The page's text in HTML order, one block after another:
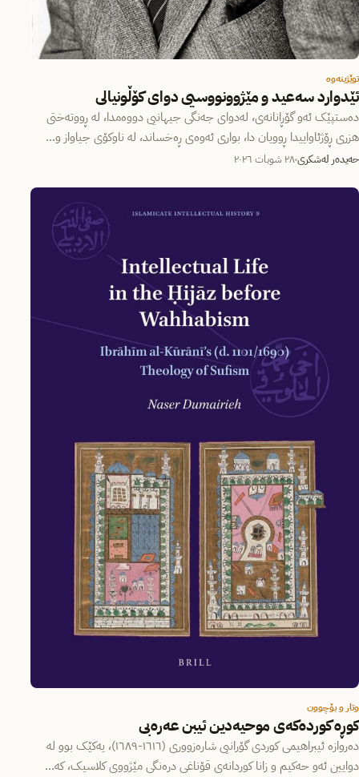
توێژینەوە
ئێدوارد سەعید و مێژوونووسیی دوای کۆڵونیالی
دەستپێک ئەو گۆڕانانەی، لەدوای جەنگی جیهانیی دووەمدا، لە ڕووتەختی
هزری ڕۆژئاواییدا ڕوویان دا، بواری ئەوەی ڕەخساند، لە ناوکۆی جیاواز و…
حەیدەر لەشکری٢٨ شوبات ٢٠٢٦
وتار و بۆچوون
کوڕە کوردەکەی موحیەدین ئیبن عەرەبی
دەروازە ئیبراهیمی کوردی گۆرانیی شارەزووری (١٦١٦-١٦٨٩)، یەکێک بوو لە
دوایین ئەو حەکیم و زانا کوردانەی قۆناغی درەنگی مێژووی کلاسیک، کە…